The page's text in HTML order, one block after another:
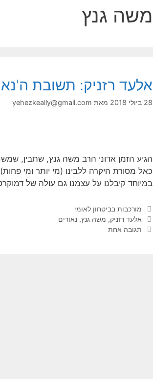
משה גנץ
אלעד רזניק: תשובת
28 ביולי 2018 מאת yehezkeally@gmail.com
הגיע הזמן אדוני הרב משה גנץ, שתבין,
כאל מסורת היקרה ללבינו (מי יותר ומי
במיוחד קיבלנו על עצמנו גם עולה של
קטגוריות
מורכבות בביטחון לאומי
תגיות
אלעד רזניק, משה גנץ, נאורים
תגובה אחת